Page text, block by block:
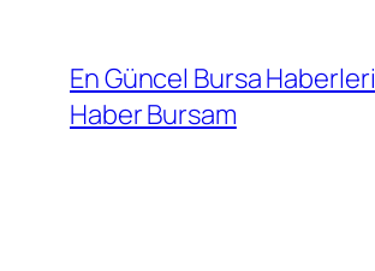
En Güncel Bursa Haberleri
Haber Bursam